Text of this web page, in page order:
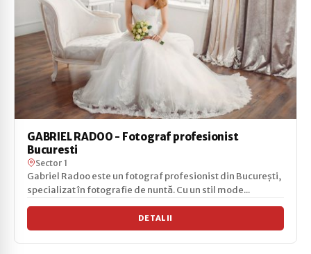
GABRIEL RADOO - Fotograf profesionist
Bucuresti
Sector 1
Gabriel Radoo este un fotograf profesionist din București,
specializat în fotografie de nuntă. Cu un stil mode...
DETALII